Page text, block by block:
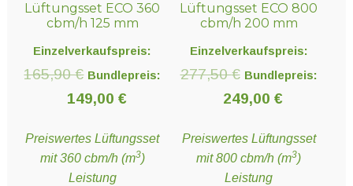
Lüftungsset ECO 360
cbm/h 125 mm
Einzelverkaufspreis:
165,90€ Ursprünglicher
Preis
165,90 €
Bundlepreis:
149,00€Aktueller
ist:
149,00 €.
Preiswertes Lüftungsset
mit 360 cbm/h (m3)
Leistung
Lüftungsset ECO 800
cbm/h 200 mm
Einzelverkaufspreis:
277,50€ Ursprünglicher
Preis
277,50 €
Bundlepreis:
249,00€Aktueller
ist:
249,00 €.
Preiswertes Lüftungsset
mit 800 cbm/h (m3)
Leistung